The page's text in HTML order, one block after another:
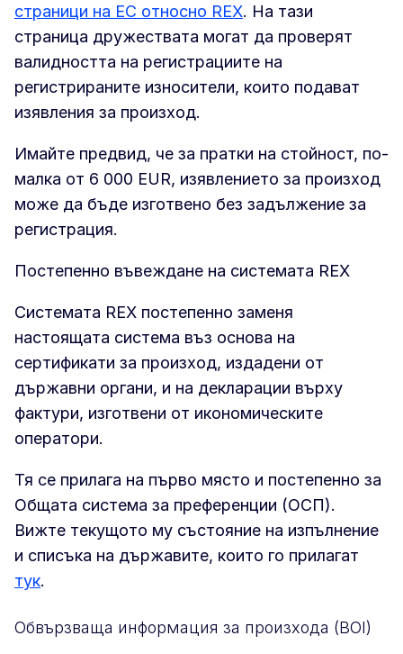
страници на ЕС относно REX. На тази
страница дружествата могат да проверят
валидността на регистрациите на
регистрираните износители, които подават
изявления за произход.
Имайте предвид, че за пратки на стойност, по-
малка от 6 000 EUR, изявлението за произход
може да бъде изготвено без задължение за
регистрация.
Постепенно въвеждане на системата REX
Системата REX постепенно заменя
настоящата система въз основа на
сертификати за произход, издадени от
държавни органи, и на декларации върху
фактури, изготвени от икономическите
оператори.
Тя се прилага на първо място и постепенно за
Общата система за преференции (ОСП).
Вижте текущото му състояние на изпълнение
и списъка на държавите, които го прилагат
тук.
Обвързваща информация за произхода (BOI)